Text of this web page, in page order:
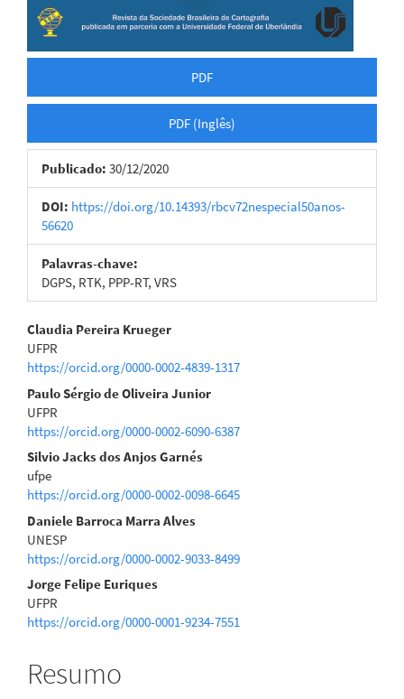
PDF
PDF (Inglês)
Publicado: 30/12/2020
DOI: https://doi.org/10.14393/rbcv72nespecial50anos-
56620
Palavras-chave:
DGPS, RTK, PPP-RT, VRS
Conteúdo
do
artigo
principal
Claudia Pereira Krueger
UFPR
https://orcid.org/0000-0002-4839-1317
Paulo Sérgio de Oliveira Junior
UFPR
https://orcid.org/0000-0002-6090-6387
Silvio Jacks dos Anjos Garnés
ufpe
https://orcid.org/0000-0002-0098-6645
Daniele Barroca Marra Alves
UNESP
https://orcid.org/0000-0002-9033-8499
Jorge Felipe Euriques
UFPR
https://orcid.org/0000-0001-9234-7551
Resumo